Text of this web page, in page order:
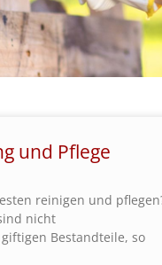
und Pflege
reinigen und
nicht
Bestandteile, so